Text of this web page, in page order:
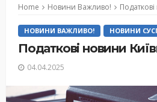
Home Новини Важливо!
НОВИНИ ВАЖЛИВО! НОВИНИ
Податкові новини
04.04.2025